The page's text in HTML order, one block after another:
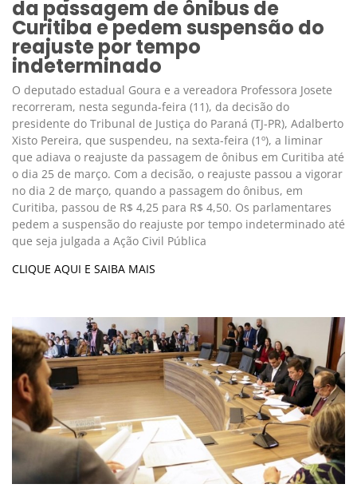
da passagem de ônibus de
Curitiba e pedem suspensão do
reajuste por tempo
indeterminado
O deputado estadual Goura e a vereadora Professora Josete
recorreram, nesta segunda-feira (11), da decisão do
presidente do Tribunal de Justiça do Paraná (TJ-PR), Adalberto
Xisto Pereira, que suspendeu, na sexta-feira (1º), a liminar
que adiava o reajuste da passagem de ônibus em Curitiba até
o dia 25 de março. Com a decisão, o reajuste passou a vigorar
no dia 2 de março, quando a passagem do ônibus, em
Curitiba, passou de R$ 4,25 para R$ 4,50. Os parlamentares
pedem a suspensão do reajuste por tempo indeterminado até
que seja julgada a Ação Civil Pública
CLIQUE AQUI E SAIBA MAIS